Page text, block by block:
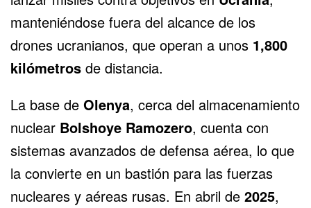
manteniéndose fuera del alcance de los
drones ucranianos, que operan a unos 1,800
kilómetros de distancia.
La base de Olenya, cerca del almacenamiento
nuclear Bolshoye Ramozero, cuenta con
sistemas avanzados de defensa aérea, lo que
la convierte en un bastión para las fuerzas
nucleares y aéreas rusas. En abril de 2025,